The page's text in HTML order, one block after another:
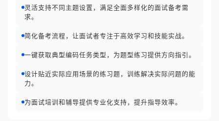
灵活支持不同主题设置，满足全面多样化的面试备考需
求。
简化备考流程，让面试者专注于高效学习和技能实战。
一键获取典型编码任务类型，为题型练习提供方向指引。
设计贴近实际应用场景的练习题，训练解决实际问题的能
力。
为面试培训和辅导提供专业化支持，提升指导效率。